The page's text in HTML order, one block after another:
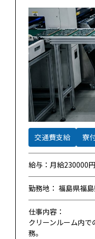
交通費支給 寮
給与：月給230000
勤務地： 福島県福
仕事内容：
クリーンルーム内
務。